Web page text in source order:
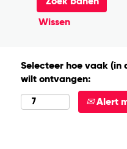
Wissen
Selecteer hoe vaak (in
wilt ontvangen:
Alert